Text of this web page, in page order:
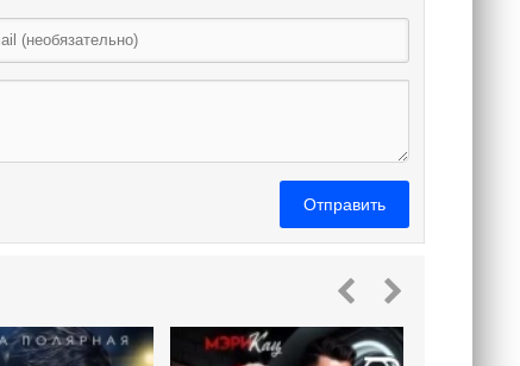
Отправить